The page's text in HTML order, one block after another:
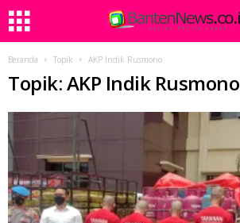
Beranda Topik AKP Indik Rusmono
Topik: AKP Indik Rusmono